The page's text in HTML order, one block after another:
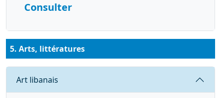
Consulter
5. Arts, littératures
Requête
Art libanais